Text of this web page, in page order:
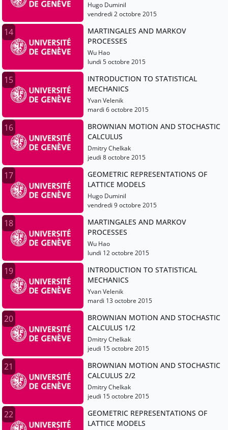
Hugo Duminil
vendredi 2 octobre 2015
14
MARTINGALES AND MARKOV
PROCESSES
Wu Hao
lundi 5 octobre 2015
15
INTRODUCTION TO STATISTICAL
MECHANICS
Yvan Velenik
mardi 6 octobre 2015
16
BROWNIAN MOTION AND STOCHASTIC
CALCULUS
Dmitry Chelkak
jeudi 8 octobre 2015
17
GEOMETRIC REPRESENTATIONS OF
LATTICE MODELS
Hugo Duminil
vendredi 9 octobre 2015
18
MARTINGALES AND MARKOV
PROCESSES
Wu Hao
lundi 12 octobre 2015
19
INTRODUCTION TO STATISTICAL
MECHANICS
Yvan Velenik
mardi 13 octobre 2015
20
BROWNIAN MOTION AND STOCHASTIC
CALCULUS 1/2
Dmitry Chelkak
jeudi 15 octobre 2015
21
BROWNIAN MOTION AND STOCHASTIC
CALCULUS 2/2
Dmitry Chelkak
jeudi 15 octobre 2015
22
GEOMETRIC REPRESENTATIONS OF
LATTICE MODELS